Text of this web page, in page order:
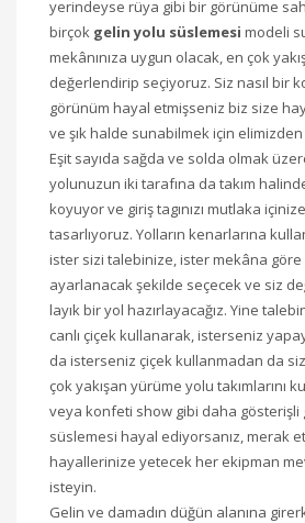
yerindeyse rüya gibi bir görünüme
birçok gelin yolu süslemesi modeli
mekânınıza uygun olacak, en çok
değerlendirip seçiyoruz. Siz nasıl bir
görünüm hayal etmişseniz biz size
ve şık halde sunabilmek için
Eşit sayıda sağda ve solda olmak
yolunuzun iki tarafına da takım
koyuyor ve giriş tagınızı mutlaka
tasarlıyoruz. Yolların kenarlarına
ister sizi talebinize, ister mekâna göre
ayarlanacak şekilde seçecek ve siz
layık bir yol hazırlayacağız. Yine
canlı çiçek kullanarak, isterseniz
da isterseniz çiçek kullanmadan da
çok yakışan yürüme yolu takımlarını
veya konfeti show gibi daha gösterişli
süslemesi hayal ediyorsanız, merak
hayallerinize yetecek her ekipman
isteyin.
Gelin ve damadın düğün alanına